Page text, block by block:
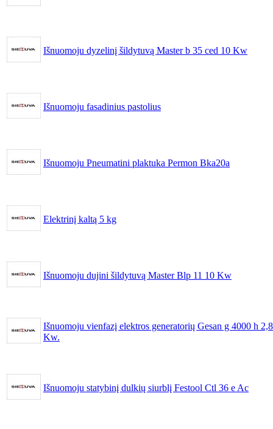
Išnuomoju dyzelinį šildytuvą Master b 35 ced 10 Kw
Išnuomoju fasadinius pastolius
Išnuomoju Pneumatini plaktuka Permon Bka20a
Elektrinį kaltą 5 kg
Išnuomoju dujini šildytuvą Master Blp 11 10 Kw
Išnuomoju vienfazį elektros generatorių Gesan g 4000 h 2,8
Kw.
Išnuomoju statybinį dulkių siurblį Festool Ctl 36 e Ac